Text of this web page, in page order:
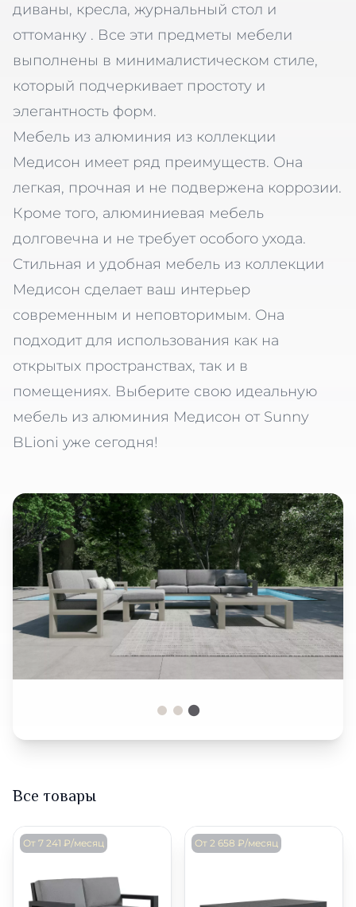
диваны, кресла, журнальный стол и
оттоманку . Все эти предметы мебели
выполнены в минималистическом стиле,
который подчеркивает простоту и
элегантность форм.
Мебель из алюминия из коллекции
Медисон имеет ряд преимуществ. Она
легкая, прочная и не подвержена коррозии.
Кроме того, алюминиевая мебель
долговечна и не требует особого ухода.
Стильная и удобная мебель из коллекции
Медисон сделает ваш интерьер
современным и неповторимым. Она
подходит для использования как на
открытых пространствах, так и в
помещениях. Выберите свою идеальную
мебель из алюминия Медисон от Sunny
BLioni уже сегодня!
Все товары
От 7 241 ₽/месяц От 2 658 ₽/месяц